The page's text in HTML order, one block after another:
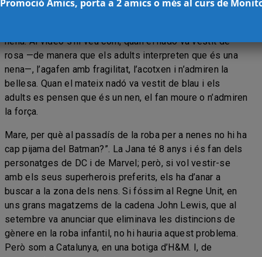
nena. Al vídeo s’hi veu com, quan el nadó va vestit de
rosa —de manera que els adults interpreten que és una
nena—, l’agafen amb fragilitat, l’acotxen i n’admiren la
bellesa. Quan el mateix nadó va vestit de blau i els
adults es pensen que és un nen, el fan moure o n’admiren
la força.
Mare, per què al passadís de la roba per a nenes no hi ha
cap pijama del Batman?”. La Jana té 8 anys i és fan dels
personatges de DC i de Marvel; però, si vol vestir-se
amb els seus superherois preferits, els ha d’anar a
buscar a la zona dels nens. Si fóssim al Regne Unit, en
uns grans magatzems de la cadena John Lewis, que al
setembre va anunciar que eliminava les distincions de
gènere en la roba infantil, no hi hauria aquest problema.
Però som a Catalunya, en una botiga d’H&M. I, de
Amics, porta a 2 amics o més al curs de